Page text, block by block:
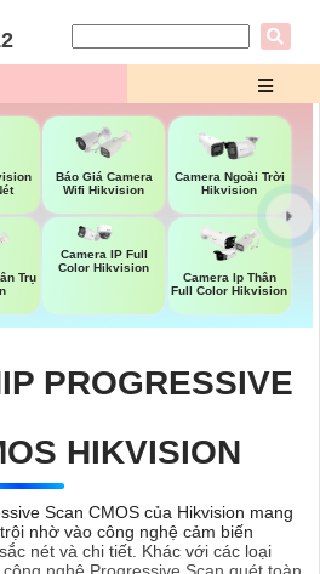
Báo Giá Camera
Wifi Hikvision
Camera Ngoài Trời
Hikvision
Trụ
Camera IP Full
Color Hikvision
Camera Ip Thân
Full Color Hikvision
PROGRESSIVE
HIKVISION
Scan CMOS của Hikvision mang
nhờ vào công nghệ cảm biến
nét và chi tiết. Khác với các loại